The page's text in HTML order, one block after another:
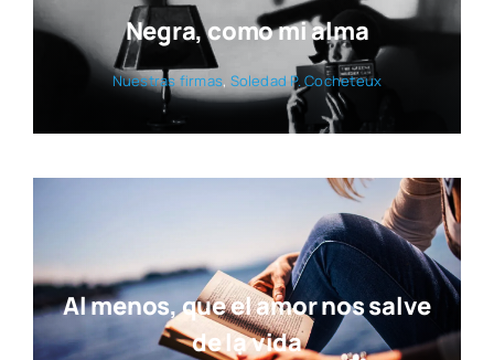
Negra, como mi alma
Nues­tras fir­mas, Sole­dad P. Coche­teux
Al menos, que el amor nos salve
de la vida